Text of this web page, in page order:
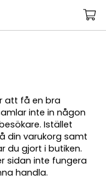
att få en bra
inte in någon
Istället
din varukorg samt
du gjort i butiken.
sidan inte fungera
handla.